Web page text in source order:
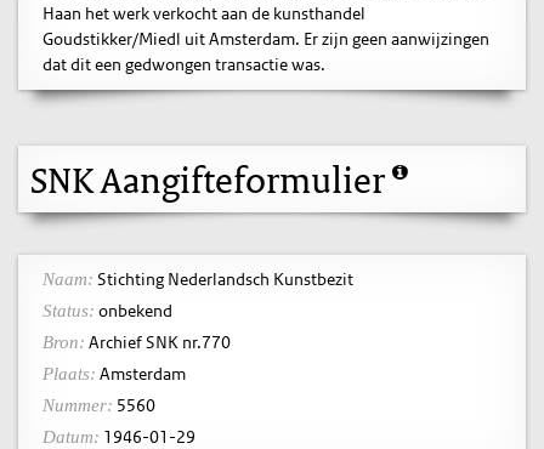
Haan het werk verkocht aan de kunsthandel
Goudstikker/Miedl uit Amsterdam. Er zijn geen aanwijzingen
dat dit een gedwongen transactie was.
SNK Aangifteformulier
Naam: Stichting Nederlandsch Kunstbezit
Status: onbekend
Bron: Archief SNK nr.770
Plaats: Amsterdam
Nummer: 5560
Datum: 1946-01-29